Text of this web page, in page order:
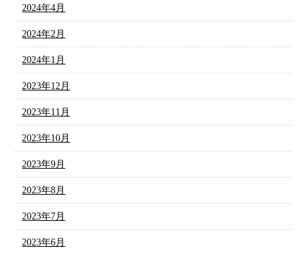
2024年4月
2024年2月
2024年1月
2023年12月
2023年11月
2023年10月
2023年9月
2023年8月
2023年7月
2023年6月